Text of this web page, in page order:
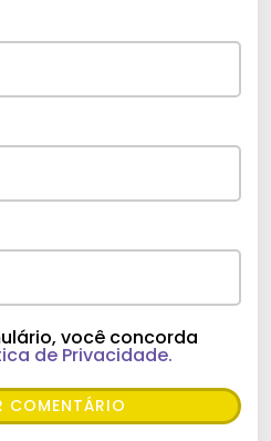
você concorda
de Privacidade.